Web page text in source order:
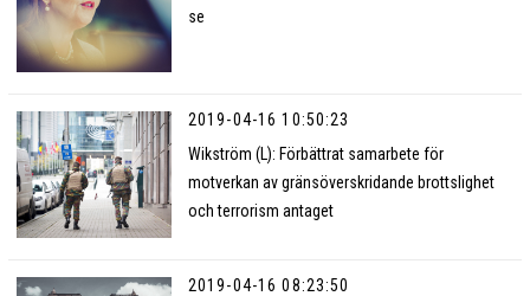
se
2019-04-16 10:50:23
Wikström (L): Förbättrat samarbete för
motverkan av gränsöverskridande brottslighet
och terrorism antaget
2019-04-16 08:23:50